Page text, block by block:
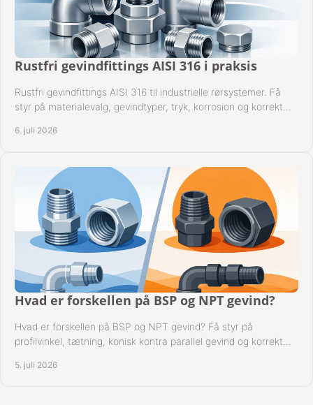
Rustfri gevindfittings AISI 316 i praksis
Rustfri gevindfittings AISI 316 til industrielle rørsystemer. Få
styr på materialevalg, gevindtyper, tryk, korrosion og korrekt
6. juli 2026
Hvad er forskellen på BSP og NPT gevind?
Hvad er forskellen på BSP og NPT gevind? Få styr på
profilvinkel, tætning, konisk kontra parallel gevind og korrekt
5. juli 2026